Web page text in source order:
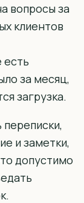
вопросы за
клиентов
есть
за месяц,
загрузка.
и заметки,
допустимо